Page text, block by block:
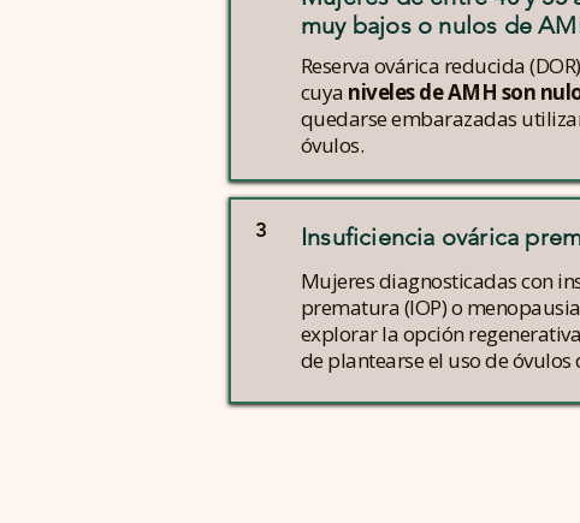
muy bajos o nulos de
Reserva ovárica reducida
cuya niveles de AMH son
quedarse embarazadas
óvulos.
3 Insuficiencia ovárica
Mujeres diagnosticadas con
prematura (IOP) o
explorar la opción
de plantearse el uso de óvulos